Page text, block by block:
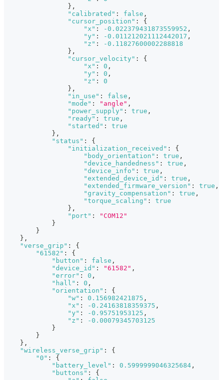
} ,
"calibrated" : false ,
"cursor_position" :
{
"x" : -0.022379431873559952 ,
"y" : -0.011212021112442017 ,
"z" :
-0.11827600002288818
} ,
"cursor_velocity" :
{
"x" : 0 ,
"y" : 0 ,
"z" :
0
} ,
"in_use" : false ,
"mode" : "angle" ,
"power_supply" : true ,
"ready" : true ,
"started" :
true
} ,
"status" :
{
"initialization_received" :
{
"body_orientation" : true ,
"device_handedness" : true ,
"device_info" : true ,
"extended_device_id" : true ,
"extended_firmware_version" : true ,
"gravity_compensation" : true ,
"torque_scaling" :
true
} ,
"port" :
"COM12"
}
}
} ,
"verse_grip" :
{
"61582" :
{
"button" : false ,
"device_id" : "61582" ,
"error" : 0 ,
"hall" : 0 ,
"orientation" :
{
"w" : 0.156982421875 ,
"x" : -0.24163818359375 ,
"y" : -0.95751953125 ,
"z" :
-0.00079345703125
}
}
} ,
"wireless_verse_grip" :
{
"0" :
{
"battery_level" : 0.5999999046325684 ,
"buttons" :
{